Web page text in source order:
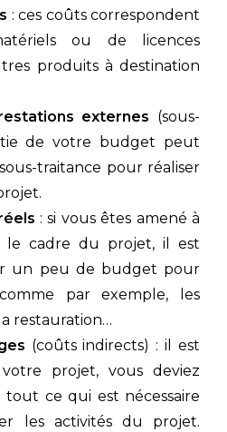
: ces coûts correspondent
ou de licences
produits à destination
externes (sous-
de votre budget peut
traitance pour réaliser
: si vous êtes amené à
le cadre du projet, il est
un peu de budget pour
par exemple, les
restauration…
(coûts indirects) : il est
projet, vous deviez
ce qui est nécessaire
les activités du projet.